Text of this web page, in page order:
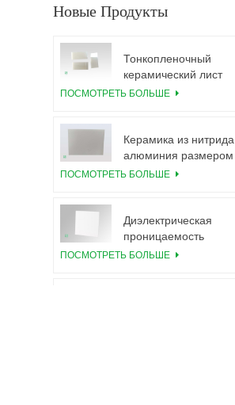
Новые Продукты
Тонкопленочный
керамический лист
из нитрида
индивидуальному
заказу
ПОСМОТРЕТЬ БОЛЬШЕ
Керамика из нитрида
алюминия размером
5,5×7,5 дюймов,
ПОСМОТРЕТЬ БОЛЬШЕ
Диэлектрическая
проницаемость
керамической
ПОСМОТРЕТЬ БОЛЬШЕ